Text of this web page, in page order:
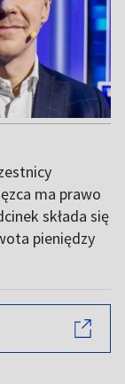
ma prawo
składa się
pieniędzy